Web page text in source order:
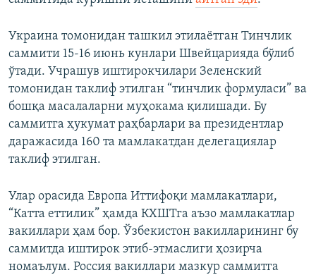
Украина томонидан ташкил этилаётган Тинчлик
саммити 15-16 июнь кунлари Швейцарияда бўлиб
ўтади. Учрашув иштирокчилари Зеленский
томонидан таклиф этилган “тинчлик формуласи” ва
бошқа масалаларни муҳокама қилишади. Бу
саммитга ҳукумат раҳбарлари ва президентлар
даражасида 160 та мамлакатдан делегациялар
таклиф этилган.
Улар орасида Европа Иттифоқи мамлакатлари,
“Катта еттилик” ҳамда КХШТга аъзо мамлакатлар
вакиллари ҳам бор. Ўзбекистон вакилларининг бу
саммитда иштирок этиб-этмаслиги ҳозирча
номаълум. Россия вакиллари мазкур саммитга